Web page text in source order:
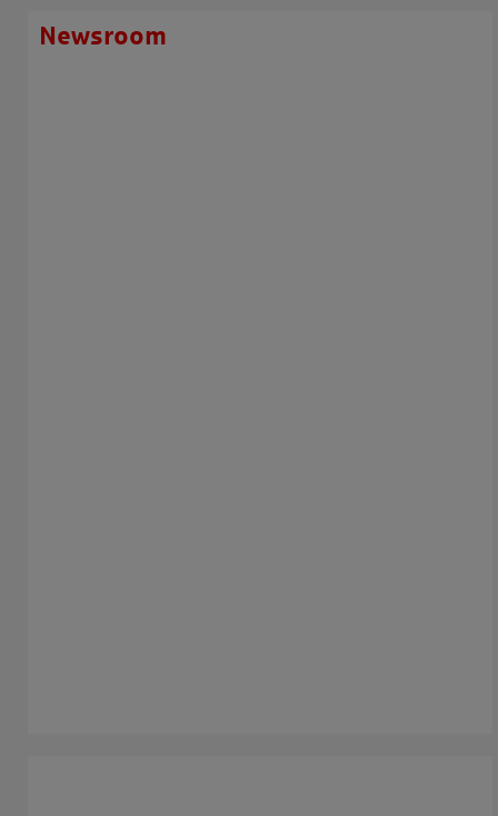
Newsroom